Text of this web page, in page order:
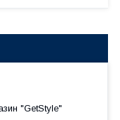
"GetStyle"